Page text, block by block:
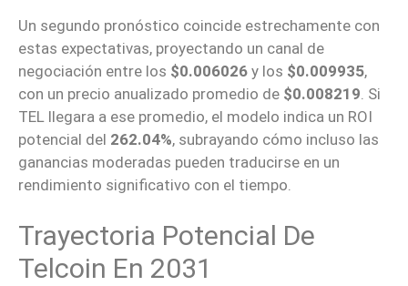
Un segundo pronóstico coincide estrechamente con
estas expectativas, proyectando un canal de
negociación entre los $0.006026 y los $0.009935,
con un precio anualizado promedio de $0.008219 . Si
TEL llegara a ese promedio, el modelo indica un ROI
potencial del 262.04%, subrayando cómo incluso las
ganancias moderadas pueden traducirse en un
rendimiento significativo con el tiempo.
Trayectoria Potencial De
Telcoin En 2031